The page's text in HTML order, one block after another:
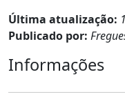
Última atualização:
Publicado por:
Informações